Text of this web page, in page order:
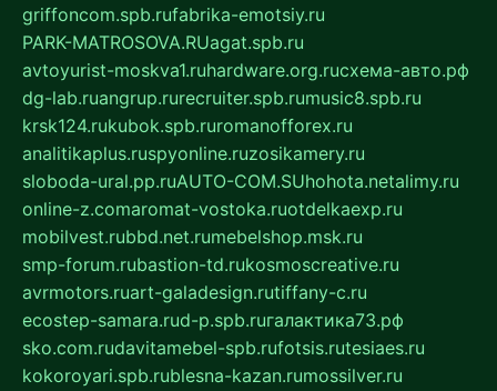
griffoncom.spb.rufabrika-emotsiy.ru
PARK-MATROSOVA.RUagat.spb.ru
avtoyurist-moskva1.ruhardware.org.ruсхема-авто.рф
dg-lab.ruangrup.rurecruiter.spb.rumusic8.spb.ru
krsk124.rukubok.spb.ruromanofforex.ru
analitikaplus.ruspyonline.ruzosikamery.ru
sloboda-ural.pp.ruAUTO-COM.SUhohota.netalimy.ru
online-z.comaromat-vostoka.ruotdelkaexp.ru
mobilvest.rubbd.net.rumebelshop.msk.ru
smp-forum.rubastion-td.rukosmoscreative.ru
avrmotors.ruart-galadesign.rutiffany-c.ru
ecostep-samara.rud-p.spb.ruгалактика73.рф
sko.com.rudavitamebel-spb.rufotsis.rutesiaes.ru
kokoroyari.spb.rublesna-kazan.rumossilver.ru